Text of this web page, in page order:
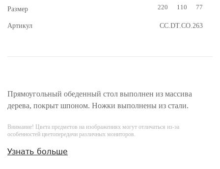
Размер 220 110 77
Артикул CC.DT.CO.263
Прямоугольный обеденный стол выполнен из массива
дерева, покрыт шпоном. Ножки выполнены из стали.
Внимание! Цвета предметов на изображениях могут отличаться из-за
особенностей цветопередачи различных мониторов.
Узнать больше